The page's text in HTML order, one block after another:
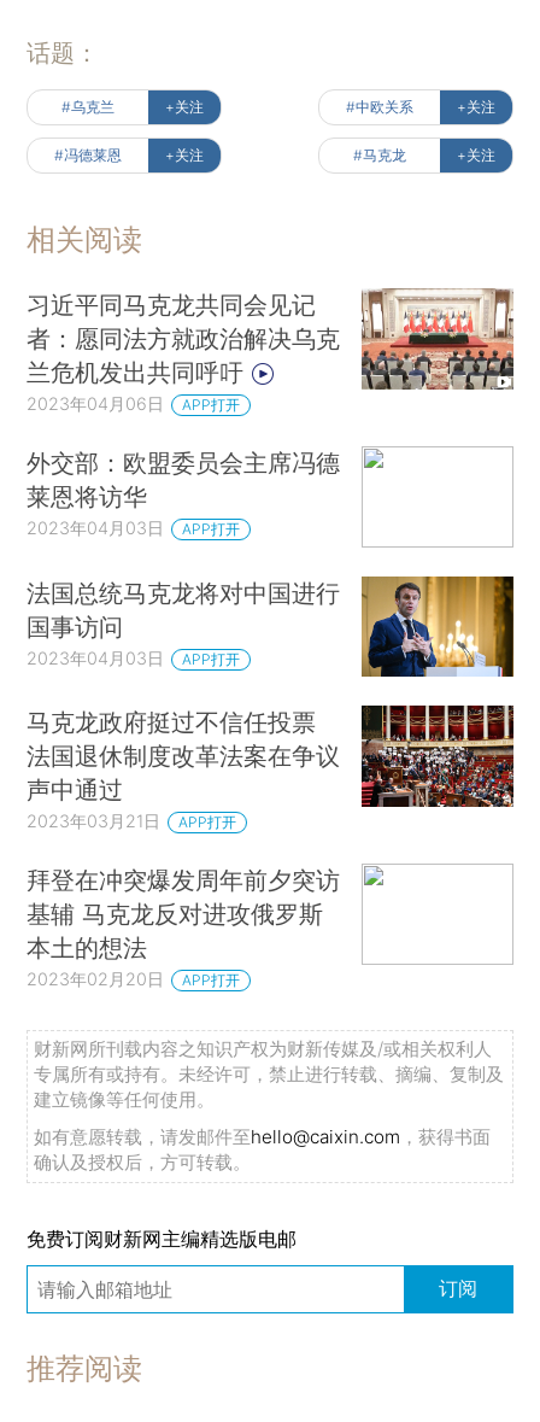
话题：
#乌克兰 +关注 #中欧关系 +关注
#冯德莱恩 +关注 #马克龙 +关注
相关阅读
习近平同马克龙共同会见记
者：愿同法方就政治解决乌克
兰危机发出共同呼吁
2023年04月06日 APP打开
外交部：欧盟委员会主席冯德
莱恩将访华
2023年04月03日 APP打开
法国总统马克龙将对中国进行
国事访问
2023年04月03日 APP打开
马克龙政府挺过不信任投票
法国退休制度改革法案在争议
声中通过
2023年03月21日 APP打开
拜登在冲突爆发周年前夕突访
基辅 马克龙反对进攻俄罗斯
本土的想法
2023年02月20日 APP打开
财新网所刊载内容之知识产权为财新传媒及/或相关权利人
专属所有或持有。未经许可，禁止进行转载、摘编、复制及
建立镜像等任何使用。
如有意愿转载，请发邮件至hello@caixin.com ，获得书面
确认及授权后，方可转载。
免费订阅财新网主编精选版电邮
订阅
推荐阅读